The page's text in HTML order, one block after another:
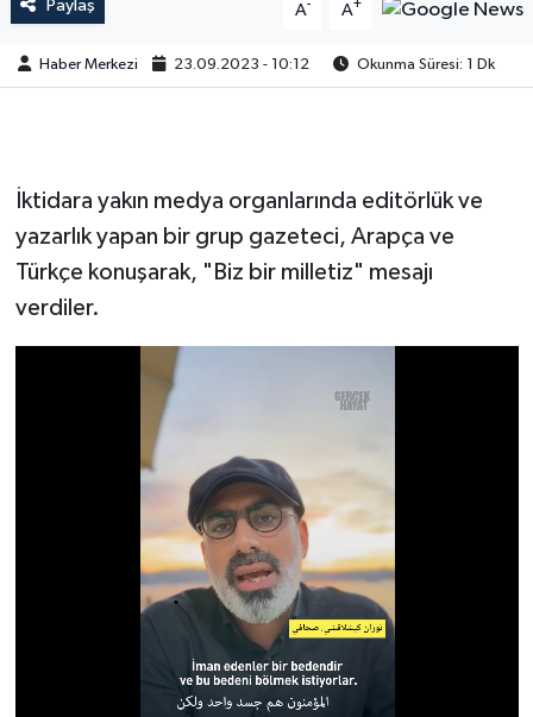
Paylaş A- A+
Haber Merkezi 23.09.2023 - 10:12 Okunma Süresi: 1 Dk
İktidara yakın medya organlarında editörlük ve
yazarlık yapan bir grup gazeteci, Arapça ve
Türkçe konuşarak, "Biz bir milletiz" mesajı
verdiler.